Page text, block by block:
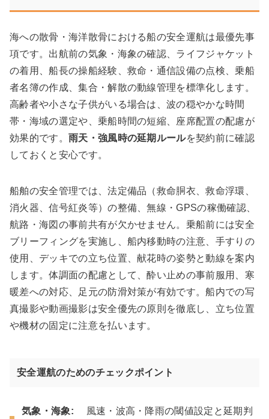
海への散骨・海洋散骨における船の安全運航は最優先事
項です。出航前の気象・海象の確認、ライフジャケット
の着用、船長の操船経験、救命・通信設備の点検、乗船
者名簿の作成、集合・解散の動線管理を標準化します。
高齢者や小さな子供がいる場合は、波の穏やかな時間
帯・海域の選定や、乗船時間の短縮、座席配置の配慮が
効果的です。 雨天・強風時の延期ルールを契約前に確認
しておくと安心です。
船舶の安全管理では、法定備品（救命胴衣、救命浮環、
消火器、信号紅炎等）の整備、無線・GPSの稼働確認、
航路・海図の事前共有が欠かせません。乗船前には安全
ブリーフィングを実施し、船内移動時の注意、手すりの
使用、デッキでの立ち位置、献花時の姿勢と動線を案内
します。体調面の配慮として、酔い止めの事前服用、寒
暖差への対応、足元の防滑対策が有効です。船内での写
真撮影や動画撮影は安全優先の原則を徹底し、立ち位置
や機材の固定に注意を払います。
安全運航のためのチェックポイント
気象・海象: 風速・波高・降雨の閾値設定と延期判